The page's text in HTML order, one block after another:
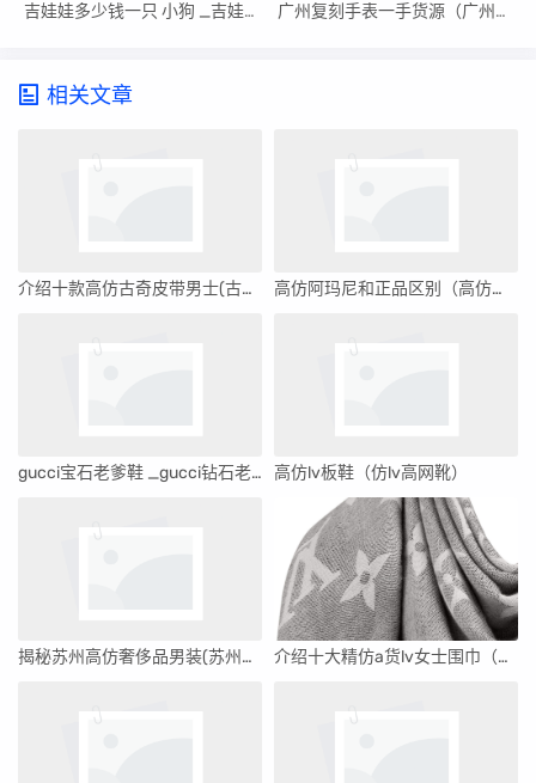
吉娃娃多少钱一只 小狗 _吉娃娃多少钱
广州复刻手表一手货源（广州复刻手表葡7）
相关文章
介绍十款高仿古奇皮带男士(古奇皮带男士多少钱) 高仿阿玛尼和正品区别（高仿阿玛尼手表淘宝店）
gucci宝石老爹鞋 _gucci钻石老爹鞋多少钱 高仿lv板鞋（仿lv高网靴）
揭秘苏州高仿奢侈品男装(苏州高仿奢侈品男装店) 介绍十大精仿a货lv女士围巾（潮奢大牌知识）